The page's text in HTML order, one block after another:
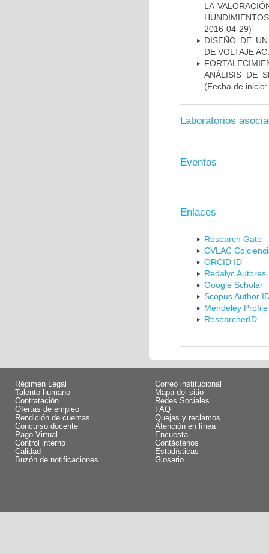
LA
2016-04-29)
DISEÑO DE
DE VOLTAJE AC.
ANÁLISIS DE
(Fecha de
Laboratorios
Eventos
Enlaces
Research Gate
CVLAC
ORCID ID
Redalyc Autores
Google Scholar
Scopus Author
Mendeley Profile
ResearcherID
Régimen Legal
Talento humano
Contratación
Ofertas de empleo
Rendición de cuentas
Concurso docente
Pago Virtual
Control interno
Calidad
Buzón de notificaciones
Correo institucional
Mapa del sitio
Redes Sociales
FAQ
Quejas y reclamos
Atención en línea
Encuesta
Contáctenos
Estadísticas
Glosario